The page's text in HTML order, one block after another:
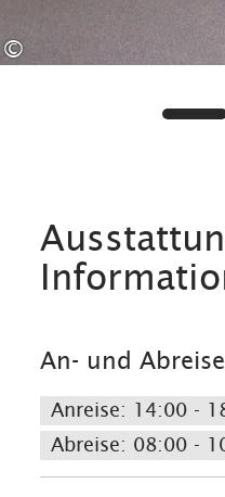
©
An- und Abreise
Anreise: 14:00 -
Abreise: 08:00 -